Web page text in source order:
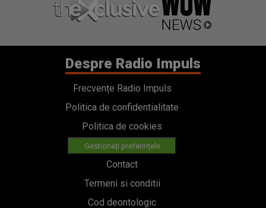
Despre Radio Impuls
Frecvențe Radio Impuls
Politica de confidentialitate
Politica de cookies
Gestionați preferințele
Contact
Termeni si conditii
Cod deontologic